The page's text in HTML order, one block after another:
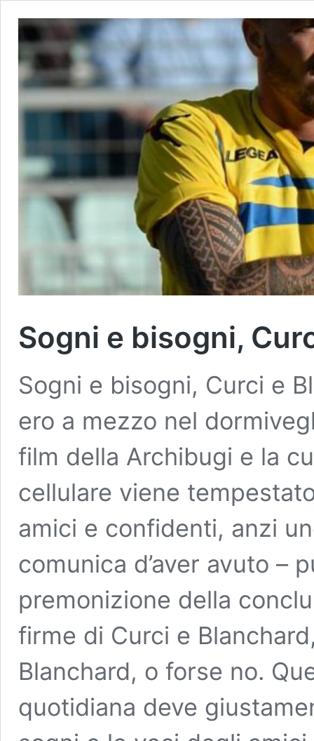
Sogni e bisogni,
Sogni e bisogni, Curci e
ero a mezzo nel
film della Archibugi e la
cellulare viene
amici e confidenti, anzi
comunica d’aver avuto –
premonizione della
firme di Curci e
Blanchard, o forse no.
quotidiana deve